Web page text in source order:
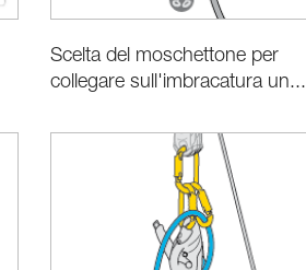
Scelta del moschettone per
collegare sull'imbracatura un...